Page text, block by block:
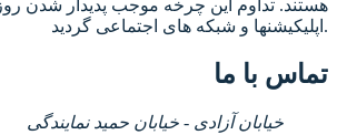
هستند. تداوم این چرخه موجب پدیدار شدن
اپلیکیشنها و شبکه های اجتماعی گردید.
تماس با ما
خیابان آزادی - خیابان حمید نمایندگی